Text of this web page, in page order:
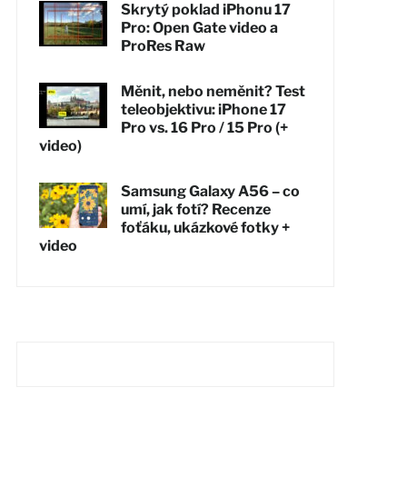
Skrytý poklad iPhonu 17
Pro: Open Gate video a
ProRes Raw
Měnit, nebo neměnit? Test
teleobjektivu: iPhone 17
Pro vs. 16 Pro / 15 Pro (+
video)
Samsung Galaxy A56 – co
umí, jak fotí? Recenze
foťáku, ukázkové fotky +
video